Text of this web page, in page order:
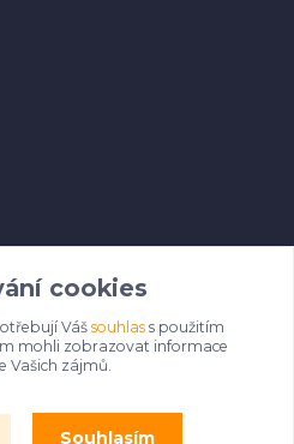
produkt, přesto se může stát, že u
obrázek informativního charakteru.
pilně pracujeme.
cookies
Váš souhlass použitím
mohli zobrazovat informace
Vašich zájmů.
Souhlasím